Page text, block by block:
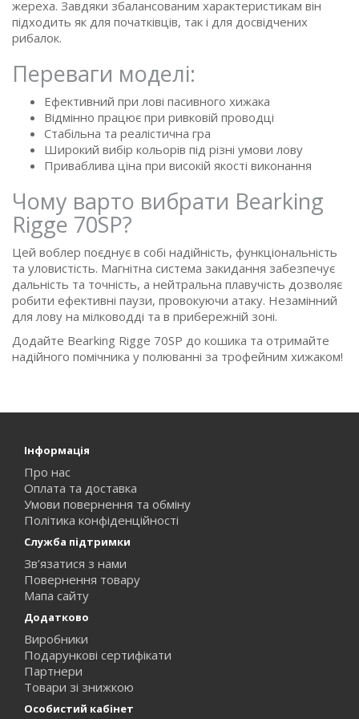
жереха. Завдяки збалансованим характеристикам він
підходить як для початківців, так і для досвідчених
рибалок.
Переваги моделі:
Ефективний при лові пасивного хижака
Відмінно працює при ривковій проводці
Стабільна та реалістична гра
Широкий вибір кольорів під різні умови лову
Приваблива ціна при високій якості виконання
Чому варто вибрати Bearking
Rigge 70SP?
Цей воблер поєднує в собі надійність, функціональність
та уловистість. Магнітна система закидання забезпечує
дальність та точність, а нейтральна плавучість дозволяє
робити ефективні паузи, провокуючи атаку. Незамінний
для лову на мілководді та в прибережній зоні.
Додайте Bearking Rigge 70SP до кошика та отримайте
надійного помічника у полюванні за трофейним хижаком!
Інформація
Про нас
Оплата та доставка
Умови повернення та обміну
Політика конфіденційності
Служба підтримки
Зв’язатися з нами
Повернення товару
Мапа сайту
Додатково
Виробники
Подарункові сертифікати
Партнери
Товари зі знижкою
Особистий кабінет